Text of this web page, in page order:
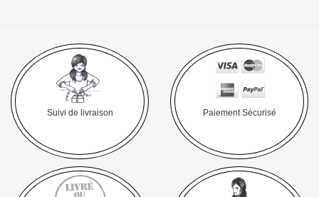
Suivi de livraison Paiement Sécurisé